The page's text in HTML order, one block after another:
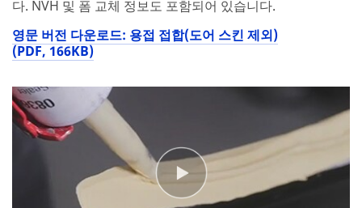
다. NVH 및 폼 교체 정보도 포함되어 있습니다.
영문 버전 다운로드: 용접 접합(도어 스킨 제외)
(PDF, 166KB)